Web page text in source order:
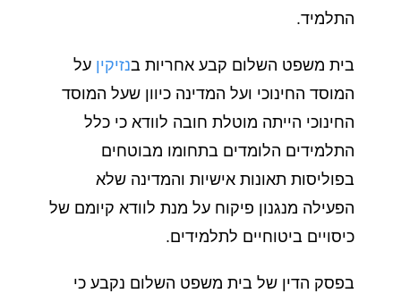
התלמיד.
בית משפט השלום קבע אחריות בנזיקין על
המוסד החינוכי ועל המדינה כיוון שעל המוסד
החינוכי הייתה מוטלת חובה לוודא כי כלל
התלמידים הלומדים בתחומו מבוטחים
בפוליסות תאונות אישיות והמדינה שלא
הפעילה מנגנון פיקוח על מנת לוודא קיומם של
כיסויים ביטוחיים לתלמידים.
בפסק הדין של בית משפט השלום נקבע כי